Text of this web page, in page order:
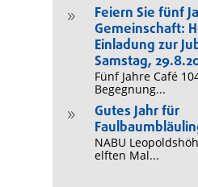
9
Feiern Sie fünf
Gemeinschaft:
Einladung zur
Samstag,
Fünf Jahre Café
Begegnung...
9
Gutes Jahr für
NABU
elften Mal...